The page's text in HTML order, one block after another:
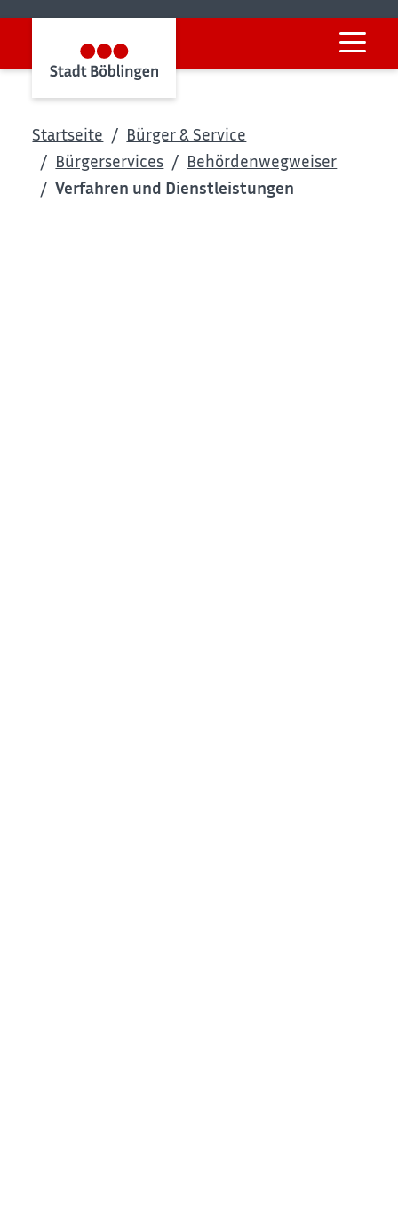
Startseite
Bürger & Service
Bürgerservices
Behördenwegweiser
Verfahren und Dienstleistungen